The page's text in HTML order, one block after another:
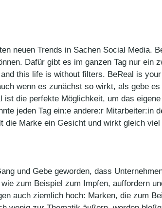
neuen Trends in Sachen Social Media.
Dafür gibt es im ganzen Tag nur ein
this life is without filters. BeReal is
wenn es zunächst so wirkt, als gebe
die perfekte Möglichkeit, um das
jeden Tag ein:e andere:r Mitarbeiter:in
die Marke ein Gesicht und wirkt gleich
und Gebe geworden, dass
zum Beispiel zum Impfen, auffordern
auch ziemlich hoch: Marken, die zum